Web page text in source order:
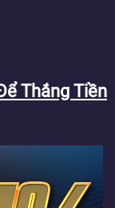
Thắng Tiền